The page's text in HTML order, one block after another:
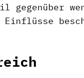
gegenüber